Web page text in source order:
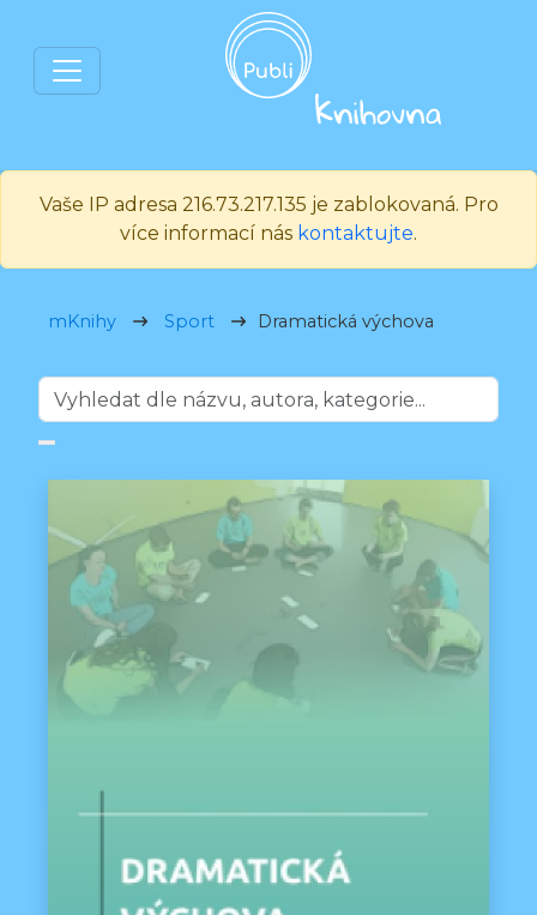
Vaše IP adresa 216.73.217.135 je zablokovaná. Pro
více informací nás kontaktujte.
mKnihy Sport Dramatická výchova